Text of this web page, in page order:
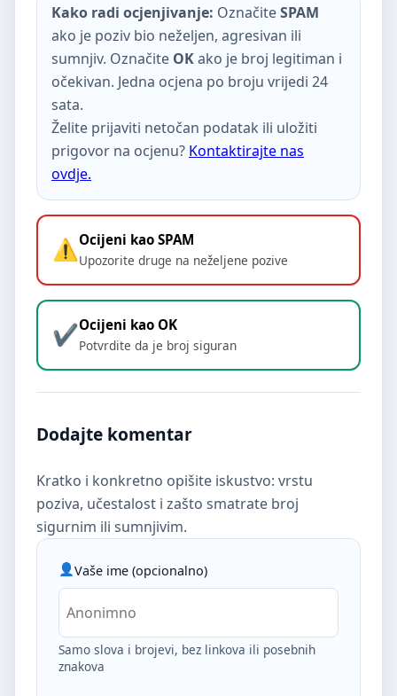
Kako radi ocjenjivanje: OznačiteSPAM
ako je poziv bio neželjen, agresivan ili
sumnjiv. Označite OKako je broj legitiman i
očekivan. Jedna ocjena po broju vrijedi 24
sata.
Želite prijaviti netočan podatak ili uložiti
prigovor na ocjenu? Kontaktirajte nas
ovdje.
Ocijeni kao SPAM
Upozorite druge na neželjene pozive
Ocijeni kao OK
Potvrdite da je broj siguran
Dodajte komentar
Kratko i konkretno opišite iskustvo: vrstu
poziva, učestalost i zašto smatrate broj
sigurnim ili sumnjivim.
Vaše ime (opcionalno)
Samo slova i brojevi, bez linkova ili posebnih
znakova